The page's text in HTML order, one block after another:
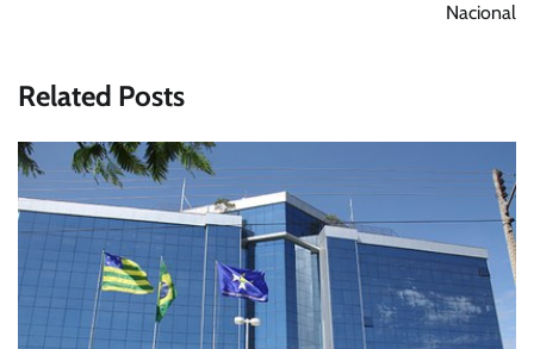
Nacional
Related Posts